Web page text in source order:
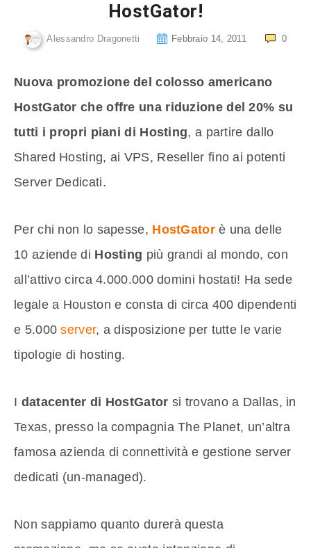
HostGator!
Alessandro Dragonetti Febbraio 14, 2011 0
Nuova promozione del colosso americano
HostGator che offre una riduzione del 20% su
tutti i propri piani di Hosting, a partire dallo
Shared Hosting, ai VPS, Reseller fino ai potenti
Server Dedicati.
Per chi non lo sapesse, HostGatorè una delle
10 aziende di Hosting più grandi al mondo, con
all’attivo circa 4.000.000 domini hostati! Ha sede
legale a Houston e consta di circa 400 dipendenti
e 5.000server, a disposizione per tutte le varie
tipologie di hosting.
I datacenter di HostGator si trovano a Dallas, in
Texas, presso la compagnia The Planet, un’altra
famosa azienda di connettività e gestione server
dedicati (un-managed).
Non sappiamo quanto durerà questa